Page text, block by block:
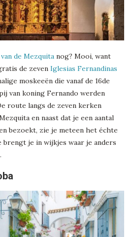
de Mezquita nog? Mooi, want
de zeven Iglesias Fernandinas
moskeeën die vanaf de 16de
van koning Fernando werden
route langs de zeven kerken
en naast dat je een aantal
bezoekt, zie je meteen het échte
brengt je in wijkjes waar je anders